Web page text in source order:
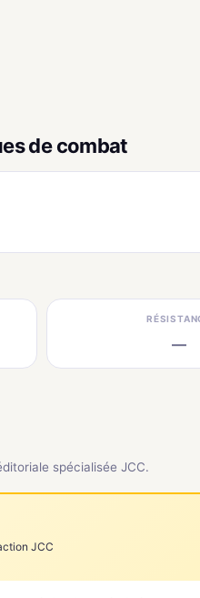
de combat
—
spécialisée JCC.
JCC